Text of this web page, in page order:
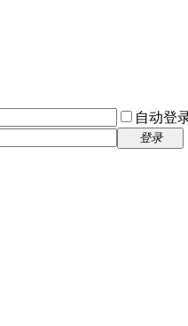
自动登
登录